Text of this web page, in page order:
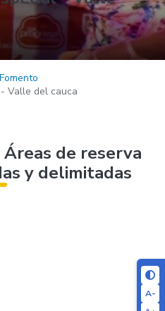
A-
Fomento
Valle del cauca
de reserva
y delimitadas